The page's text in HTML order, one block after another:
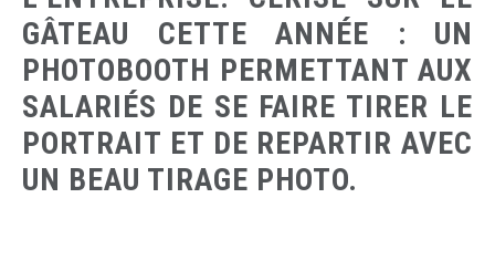
GÂTEAU CETTE ANNÉE : UN
PHOTOBOOTH PERMETTANT AUX
SALARIÉS DE SE FAIRE TIRER LE
PORTRAIT ET DE REPARTIR AVEC
UN BEAU TIRAGE PHOTO.